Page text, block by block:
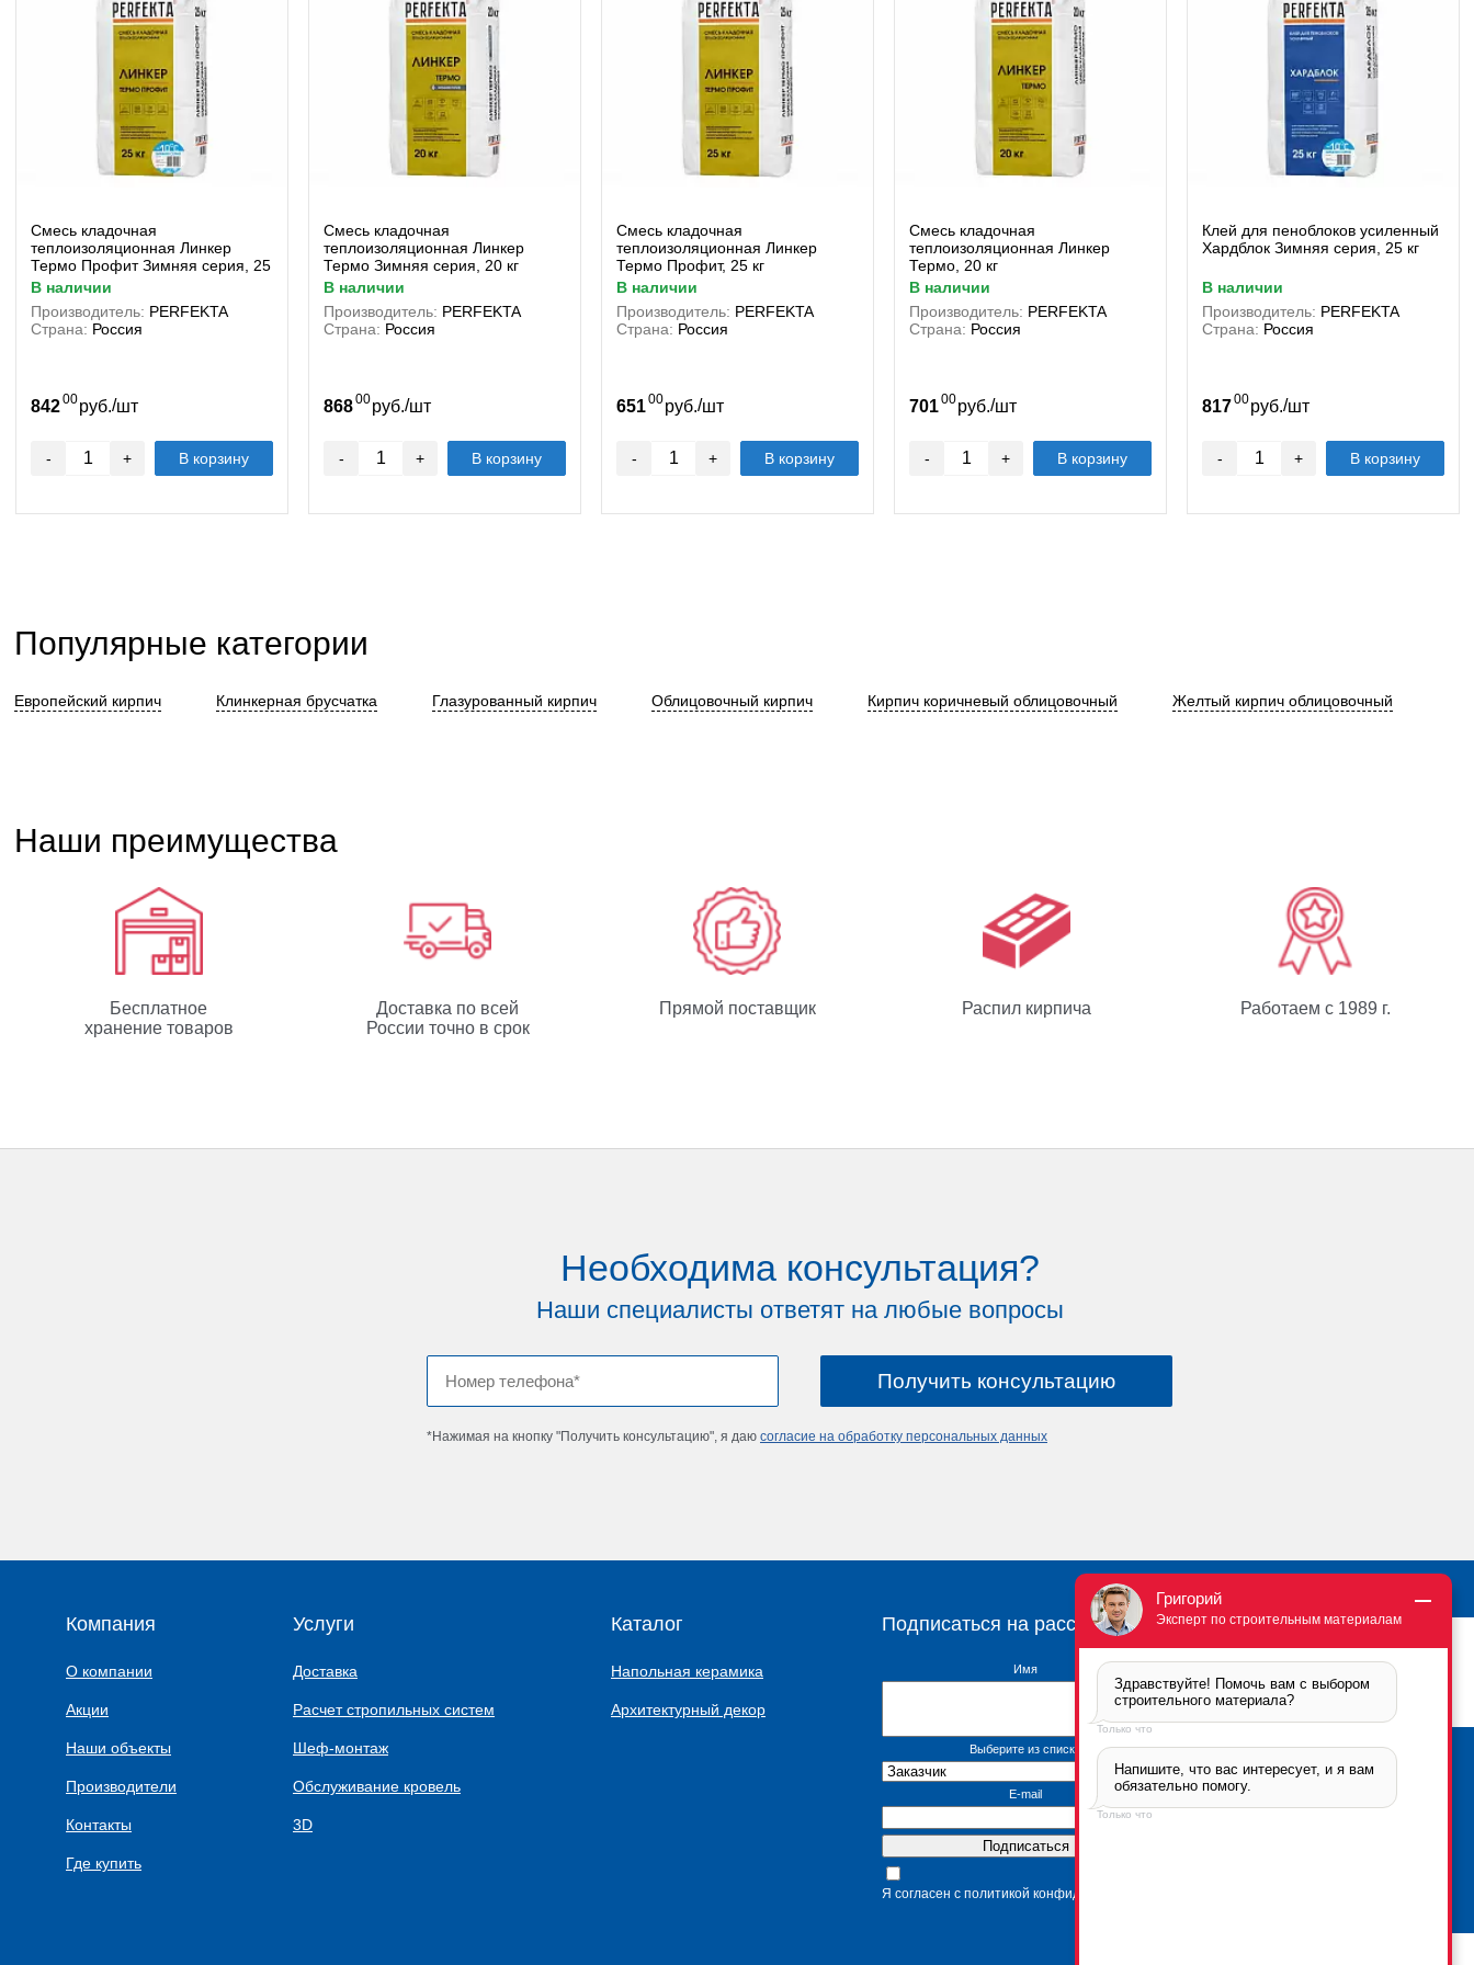
Смесь кладочная
теплоизоляционная Линкер
Термо Профит Зимняя серия, 25
кг в наличии
Производитель: PERFEKTA
Страна: Россия
84200руб./шт
- + В корзину
Смесь кладочная
теплоизоляционная Линкер
Термо Зимняя серия, 20 кг
в наличии
Производитель: PERFEKTA
Страна: Россия
86800руб./шт
- + В корзину
Смесь кладочная
теплоизоляционная Линкер
Термо Профит, 25 кг
в наличии
Производитель: PERFEKTA
Страна: Россия
65100руб./шт
- + В корзину
Смесь кладочная
теплоизоляционная Линкер
Термо, 20 кг
в наличии
Производитель: PERFEKTA
Страна: Россия
70100руб./шт
- + В корзину
Клей для пеноблоков усиленный
Хардблок Зимняя серия, 25 кг
в наличии
Производитель: PERFEKTA
Страна: Россия
81700руб./шт
- + В корзину
Популярные категории
Европейский кирпич Клинкерная брусчатка Глазурованный кирпич Облицовочный кирпич Кирпич коричневый облицовочный Желтый кирпич облицовочный
Наши преимущества
Бесплатное
хранение товаров
Доставка по всей
России точно в срок
Прямой поставщик Распил кирпича Работаем с 1989 г.
Необходима консультация?
Наши специалисты ответят на любые вопросы
*Нажимая на кнопку "Получить консультацию", я даю согласие на обработку персональных данных
Брикфорд Москва
105005
Бауманская, 6с2
Компания
О компании
Акции
Наши объекты
Производители
Контакты
Где купить
Услуги
Доставка
Расчет стропильных систем
Шеф-монтаж
Обслуживание кровель
3D
Каталог
Напольная керамика
Архитектурный декор
Подписаться на рассылку
Имя
Выберите из списка
E-mail
Я согласен с политикой конфиденциальности
Григорий
Эксперт по строительным материалам
Здравствуйте! Помочь вам с выбором
строительного материала?
Только что
Напишите, что вас интересует, и я вам
обязательно помогу.
Только что